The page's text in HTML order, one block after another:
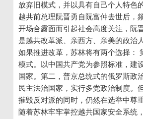
放弃旧模式，并以具有自己个人特色
越共前总理阮晋勇自阮富仲去世后，
开场合露面而引起社会高度关注，阮
是越共改革派、亲西方、亲美的政治
如果推进改革，苏林将有两个选择：
模式。以中国共产党为参照标准，建
国家。第二，普京总统式的俄罗斯政
民主法治国家，实行多党政治制度。
摧毁反对派的同时，仍然在选举中尊
随着苏林牢牢掌控越共国家安全系统